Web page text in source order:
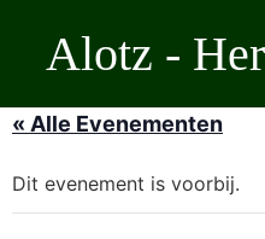
Alotz -
« Alle Evenementen
Dit evenement is voorbij.